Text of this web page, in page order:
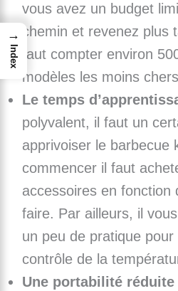
vous avez un budget
chemin et revenez plus
faut compter environ
modèles les moins
Le temps
polyvalent, il faut un
apprivoiser le barbecue
commencer il faut
accessoires en fonction
faire. Par ailleurs, il
un peu de pratique
contrôle de la
Une portabilité réduite
→
Index